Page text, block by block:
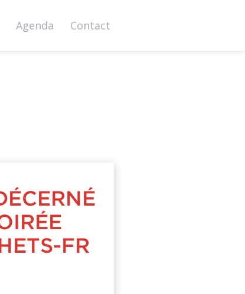
Agenda Contact
FR